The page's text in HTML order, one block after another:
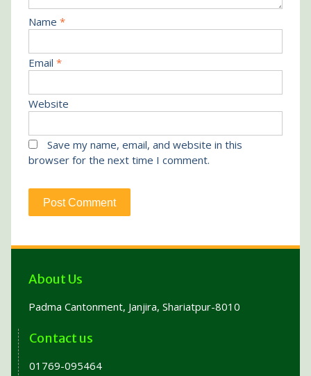
Name *
Email *
Website
Save my name, email, and website in this
browser for the next time I comment.
About Us
Padma Cantonment, Janjira, Shariatpur-8010
Contact us
01769-095464